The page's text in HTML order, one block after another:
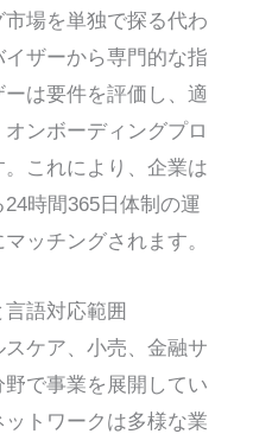
場を単独で探る代わ
ザーから専門的な指
は要件を評価し、適
ンボーディングプロ
これにより、企業は
時間365日体制の運
ッチングされます。
語対応範囲
ケア、小売、金融サ
で事業を展開してい
トワークは多様な業